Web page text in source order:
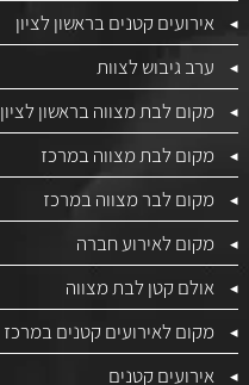
אירועים קטנים בראשון לציון
ערב גיבוש לצוות
מקום לבת מצווה בראשון לציון
מקום לבת מצווה במרכז
מקום לבר מצווה במרכז
מקום לאירוע חברה
אולם קטן לבת מצווה
מקום לאירועים קטנים במרכז
אירועים קטנים